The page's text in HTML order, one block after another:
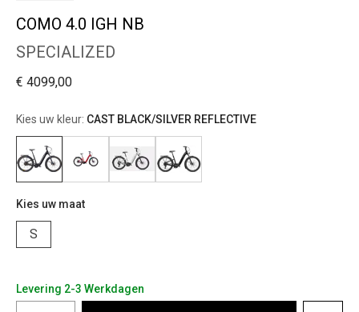
COMO 4.0 IGH NB
SPECIALIZED
€ 4099,00
Kies uw kleur: CAST BLACK/SILVER REFLECTIVE
Kies uw maat
S
Levering 2-3 Werkdagen